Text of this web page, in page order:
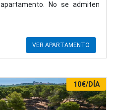
No se admiten
VER APARTAMENTO
10€/DÍA